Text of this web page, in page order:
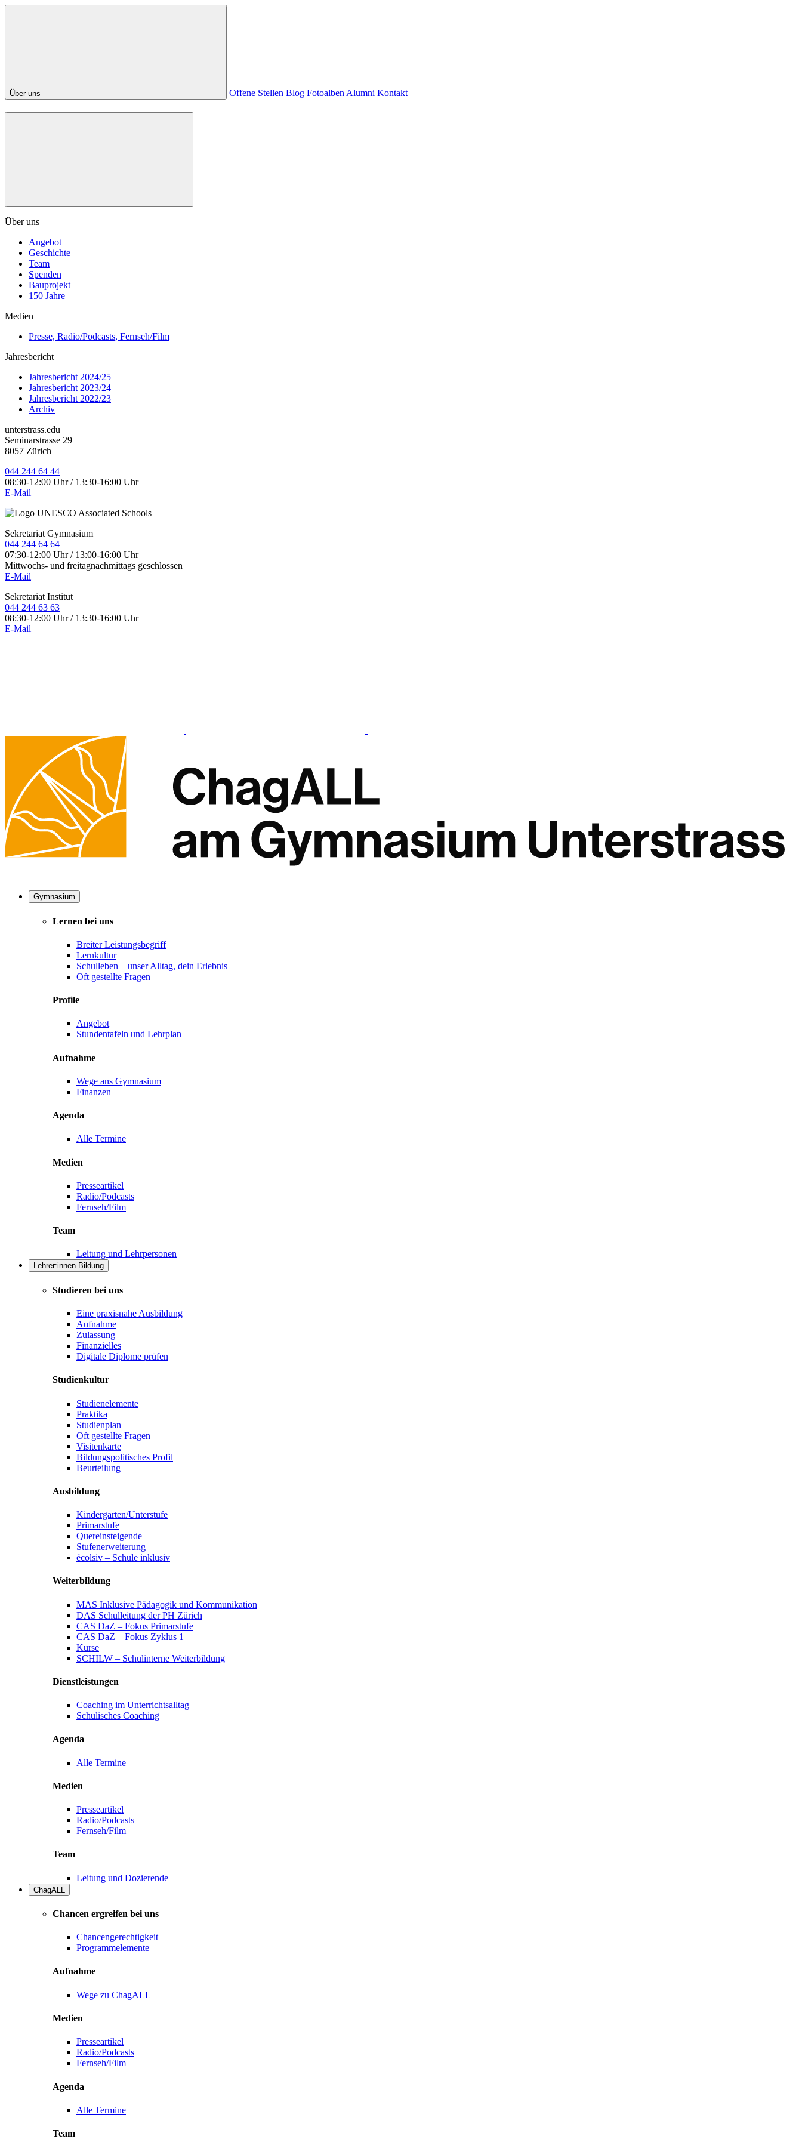
Über uns Offene Stellen Blog Fotoalben Alumni Kontakt
Über uns
Angebot
Geschichte
Team
Spenden
Bauprojekt
150 Jahre
Medien
Presse, Radio/Podcasts, Fernseh/Film
Jahresbericht
Jahresbericht 2024/25
Jahresbericht 2023/24
Jahresbericht 2022/23
Archiv
unterstrass.edu
Seminarstrasse 29
8057 Zürich
044 244 64 44
08:30-12:00 Uhr / 13:30-16:00 Uhr
E-Mail
Sekretariat Gymnasium
044 244 64 64
07:30-12:00 Uhr / 13:00-16:00 Uhr
Mittwochs- und freitagnachmittags geschlossen
E-Mail
Sekretariat Institut
044 244 63 63
08:30-12:00 Uhr / 13:30-16:00 Uhr
E-Mail
Gymnasium
Lernen bei uns
Breiter Leistungsbegriff
Lernkultur
Schulleben – unser Alltag, dein Erlebnis
Oft gestellte Fragen
Profile
Angebot
Stundentafeln und Lehrplan
Aufnahme
Wege ans Gymnasium
Finanzen
Agenda
Alle Termine
Medien
Presseartikel
Radio/Podcasts
Fernseh/Film
Team
Leitung und Lehrpersonen
Lehrer:innen-Bildung
Studieren bei uns
Eine praxisnahe Ausbildung
Aufnahme
Zulassung
Finanzielles
Digitale Diplome prüfen
Studienkultur
Studienelemente
Praktika
Studienplan
Oft gestellte Fragen
Visitenkarte
Bildungspolitisches Profil
Beurteilung
Ausbildung
Kindergarten/Unterstufe
Primarstufe
Quereinsteigende
Stufenerweiterung
écolsiv – Schule inklusiv
Weiterbildung
MAS Inklusive Pädagogik und Kommunikation
DAS Schulleitung der PH Zürich
CAS DaZ – Fokus Primarstufe
CAS DaZ – Fokus Zyklus 1
Kurse
SCHILW – Schulinterne Weiterbildung
Dienstleistungen
Coaching im Unterrichtsalltag
Schulisches Coaching
Agenda
Alle Termine
Medien
Presseartikel
Radio/Podcasts
Fernseh/Film
Team
Leitung und Dozierende
ChagALL
Chancen ergreifen bei uns
Chancengerechtigkeit
Programmelemente
Aufnahme
Wege zu ChagALL
Medien
Presseartikel
Radio/Podcasts
Fernseh/Film
Agenda
Alle Termine
Team